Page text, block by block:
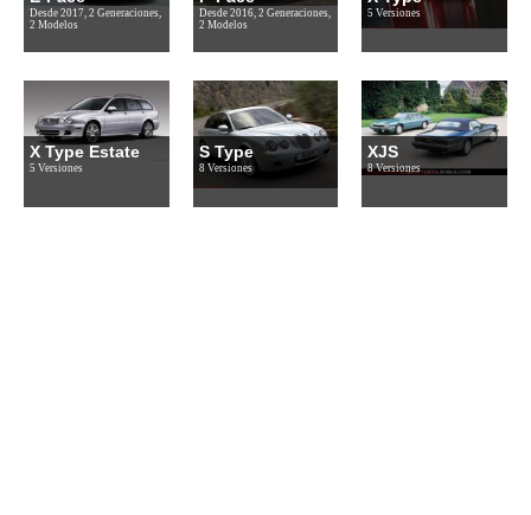
Desde 2017, 2 Generaciones,
2 Modelos
Desde 2016, 2 Generaciones,
2 Modelos
5 Versiones
X Type Estate
5 Versiones
S Type
8 Versiones
XJS
8 Versiones